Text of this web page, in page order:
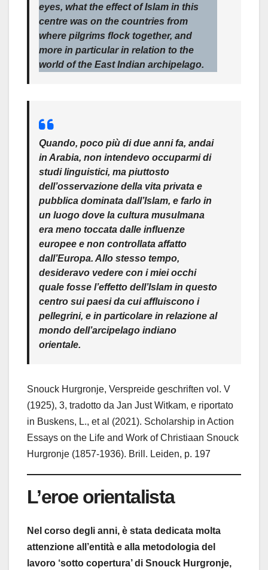
eyes, what the effect of Islam in this
centre was on the countries from
where pilgrims flock together, and
more in particular in relation to the
world of the East Indian archipelago.
Quando, poco più di due anni fa, andai
in Arabia, non intendevo occuparmi di
studi linguistici, ma piuttosto
dell’osservazione della vita privata e
pubblica dominata dall’Islam, e farlo in
un luogo dove la cultura musulmana
era meno toccata dalle influenze
europee e non controllata affatto
dall’Europa. Allo stesso tempo,
desideravo vedere con i miei occhi
quale fosse l’effetto dell’Islam in questo
centro sui paesi da cui affluiscono i
pellegrini, e in particolare in relazione al
mondo dell’arcipelago indiano
orientale.
Snouck Hurgronje, Verspreide geschriften vol. V
(1925), 3, tradotto da Jan Just Witkam, e riportato
in Buskens, L., et al (2021). Scholarship in Action
Essays on the Life and Work of Christiaan Snouck
Hurgronje (1857-1936). Brill. Leiden, p. 197
L’eroe orientalista
Nel corso degli anni, è stata dedicata molta
attenzione all’entità e alla metodologia del
lavoro ‘sotto copertura’ di Snouck Hurgronje,